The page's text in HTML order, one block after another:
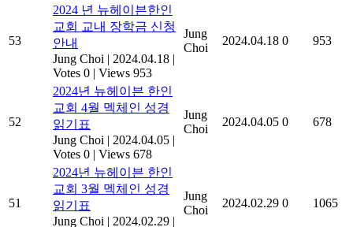
53
2024 년 뉴헤이븐한인
교회 교내 장학금 신청
안내
Jung Choi | 2024.04.18 |
Votes 0 | Views 953
Jung
Choi
2024.04.18 0 953
52
2024년 뉴헤이븐 한인
교회 4월 멕체인 성경
읽기표
Jung Choi | 2024.04.05 |
Votes 0 | Views 678
Jung
Choi
2024.04.05 0 678
51
2024년 뉴헤이븐 한인
교회 3월 멕체인 성경
읽기표
Jung Choi | 2024.02.29 |
Jung
Choi
2024.02.29 0 1065